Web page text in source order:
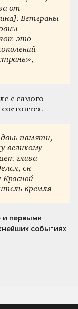
от
Ветераны
вот это
—
страны», —
с самого
памяти,
великому
глава
он
Красной
Кремля.
и первыми
событиях